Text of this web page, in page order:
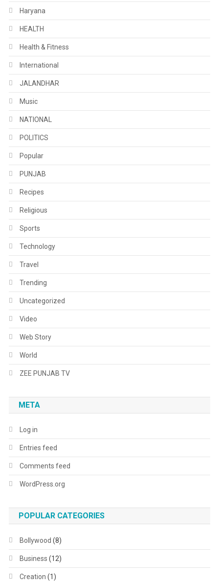
Haryana
HEALTH
Health & Fitness
International
JALANDHAR
Music
NATIONAL
POLITICS
Popular
PUNJAB
Recipes
Religious
Sports
Technology
Travel
Trending
Uncategorized
Video
Web Story
World
ZEE PUNJAB TV
META
Log in
Entries feed
Comments feed
WordPress.org
POPULAR CATEGORIES
Bollywood (8)
Business (12)
Creation (1)